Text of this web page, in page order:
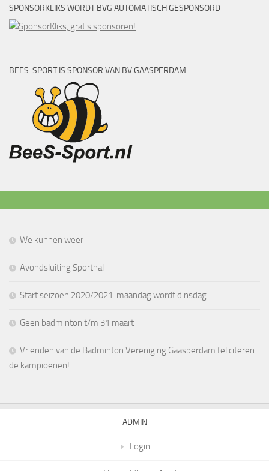
SPONSORKLIKS WORDT BVG AUTOMATISCH GESPONSORD
BEES-SPORT IS SPONSOR VAN BV GAASPERDAM
We kunnen weer
Avondsluiting Sporthal
Start seizoen 2020/2021: maandag wordt dinsdag
Geen badminton t/m 31 maart
Vrienden van de Badminton Vereniging Gaasperdam feliciteren
de kampioenen!
ADMIN
Login